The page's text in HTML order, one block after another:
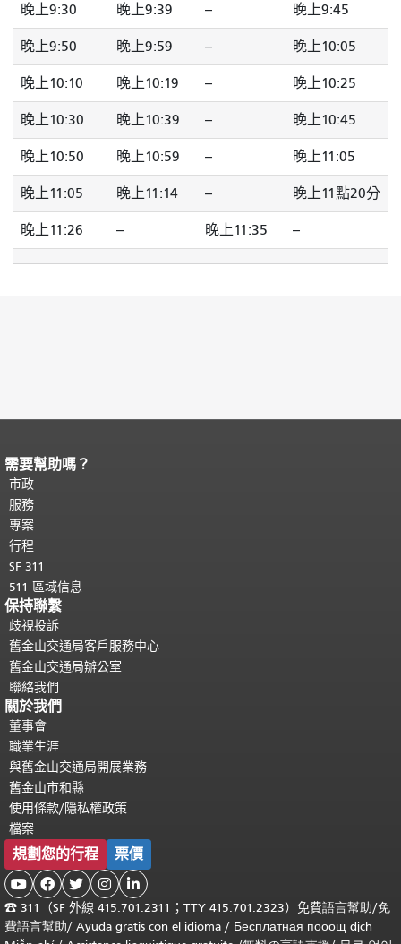
晚上9:30 晚上9:39 -- 晚上9:45
晚上9:50 晚上9:59 -- 晚上10:05
晚上10:10 晚上10:19 -- 晚上10:25
晚上10:30 晚上10:39 -- 晚上10:45
晚上10:50 晚上10:59 -- 晚上11:05
晚上11:05 晚上11:14 -- 晚上11點20分
晚上11:26 -- 晚上11:35 --
頁面內容結束。
都會重複顯示。
需要幫助嗎？
市政
服務
專案
行程
SF 311
511 區域信息
保持聯繫
歧視投訴
舊金山交通局客戶服務中心
舊金山交通局辦公室
聯絡我們
關於我們
董事會
職業生涯
與舊金山交通局開展業務
舊金山市和縣
使用條款/隱私權政策
檔案
規劃您的行程 票價
    
☎ 311（SF 外線 415.701.2311；TTY 415.701.2323）免費語言幫助/免
費語言幫助/ Ayuda gratis con el idioma / Бесплатная пооощ dịch